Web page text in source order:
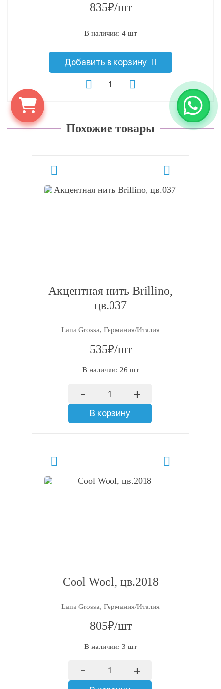
835₽/шт
В наличии: 4 шт
Добавить в корзину
Похожие товары
Акцентная нить Brillino,
цв.037
Lana Grossa, Германия/Италия
535₽/шт
В наличии: 26 шт
- +
В корзину
Cool Wool, цв.2018
Lana Grossa, Германия/Италия
805₽/шт
В наличии: 3 шт
- +